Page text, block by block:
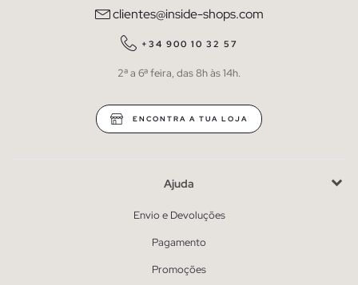
clientes@inside-shops.com
+34 900 10 32 57
2ª a 6ª feira, das 8h às 14h.
ENCONTRA A TUA LOJA
Ajuda
Envio e Devoluções
Pagamento
Promoções